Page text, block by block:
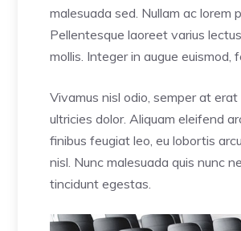
malesuada sed. Nullam ac lorem
Pellentesque laoreet varius
mollis. Integer in augue
Vivamus nisl odio, semper at
ultricies dolor. Aliquam eleifend
finibus feugiat leo, eu lobortis
nisl. Nunc malesuada quis nunc
tincidunt egestas.